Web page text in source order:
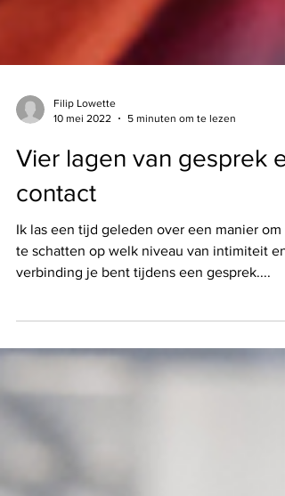
Filip Lowette
Vier lagen van gesprek
contact
Ik las een tijd geleden over een manier om
te schatten op welk niveau van intimiteit en
verbinding je bent tijdens een gesprek....